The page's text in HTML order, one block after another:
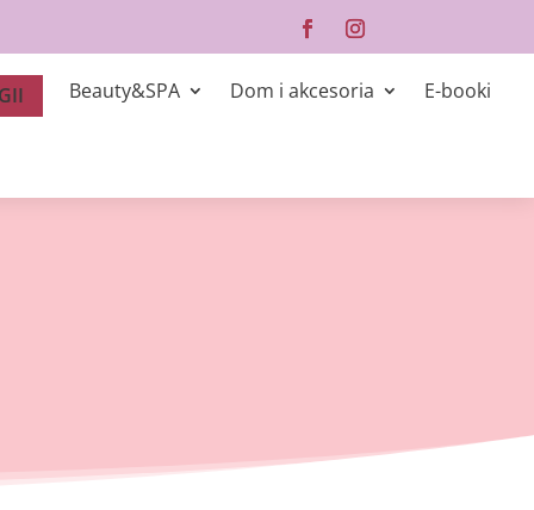
Beauty&SPA Dom i akcesoria E-booki